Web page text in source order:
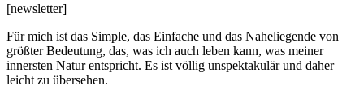
[newsletter]
Für mich ist das Simple, das Einfache und das Naheliegende von
größter Bedeutung, das, was ich auch leben kann, was meiner
innersten Natur entspricht. Es ist völlig unspektakulär und daher
leicht zu übersehen.